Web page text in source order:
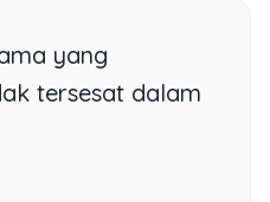
yang
tersesat dalam